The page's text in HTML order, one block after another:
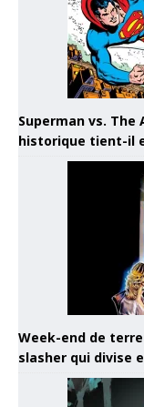
Superman vs. The
historique tient-il
Week-end de
slasher qui divise